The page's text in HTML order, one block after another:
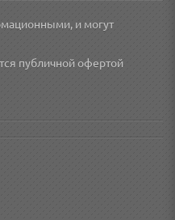
и могут
публичной офертой